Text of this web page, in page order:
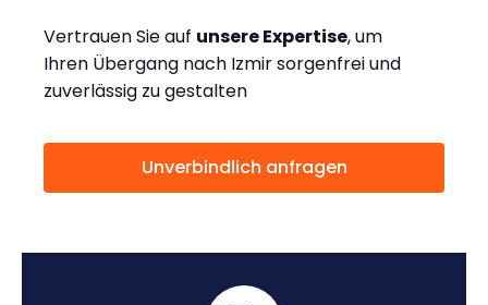
Vertrauen Sie auf unsere Expertise, um
Ihren Übergang nach Izmir sorgenfrei und
zuverlässig zu gestalten
Unverbindlich anfragen